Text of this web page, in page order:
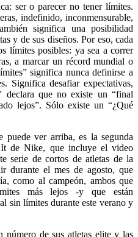
ser o parecer no tener límites.
indefinido, inconmensurable,
significa una posibilidad
y de sus diseños. Por eso, cada
límites posibles: ya sea a correr
a marcar un récord mundial o
significa nunca definirse a
Significa desafiar expectativas,
declara que no existe un “final
lejos”. Sólo existe un “¿Qué
ver arriba, es la segunda
de Nike, que incluye el video
serie de cortos de atletas de la
durante el mes de agosto, que
como al campeón, ambos que
más lejos -y que están
sin límites durante este verano y
número de sus atletas elite y las